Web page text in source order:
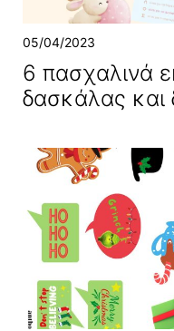
05/04/2023
6 πασχαλινά
δασκάλας και